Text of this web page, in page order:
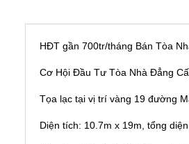
HĐT gần 700tr/tháng Bán Tòa
Cơ Hội Đầu Tư Tòa Nhà Đẳng
Tọa lạc tại vị trí vàng 19 đường
Diện tích: 10.7m x 19m, tổng